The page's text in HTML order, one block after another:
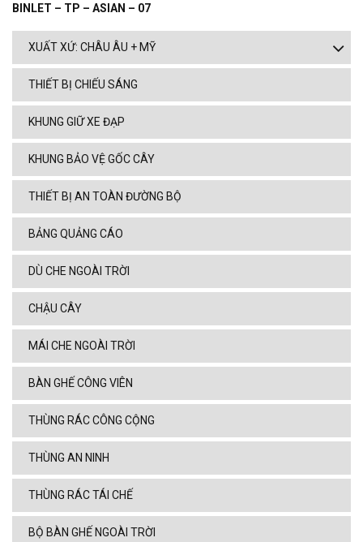
BINLET – TP – ASIAN – 07
XUẤT XỨ: CHÂU ÂU + MỸ
THIẾT BỊ CHIẾU SÁNG
KHUNG GIỮ XE ĐẠP
KHUNG BẢO VỆ GỐC CÂY
THIẾT BỊ AN TOÀN ĐƯỜNG BỘ
BẢNG QUẢNG CÁO
DÙ CHE NGOÀI TRỜI
CHẬU CÂY
MÁI CHE NGOÀI TRỜI
BÀN GHẾ CÔNG VIÊN
THÙNG RÁC CÔNG CỘNG
THÙNG AN NINH
THÙNG RÁC TÁI CHẾ
BỘ BÀN GHẾ NGOÀI TRỜI